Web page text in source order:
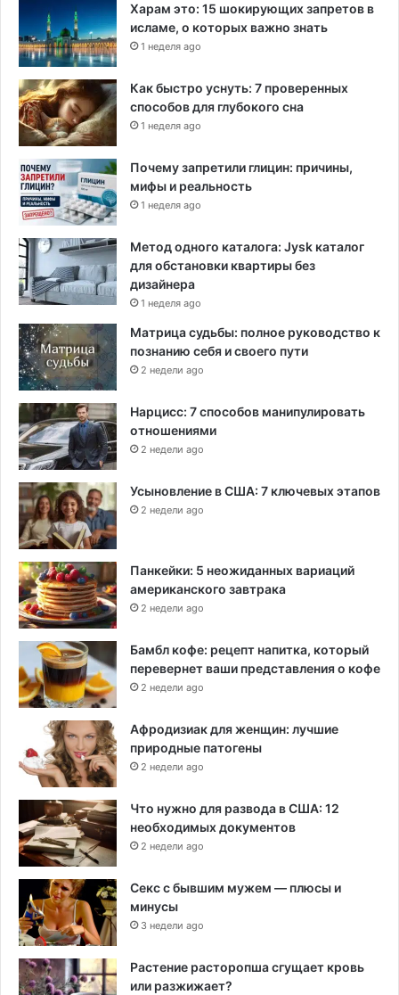
н
а
г
р
а
н
и
ц
е
Харам это: 15 шокирующих запретов в
исламе, о которых важно знать
1 неделя ago
Как быстро уснуть: 7 проверенных
способов для глубокого сна
1 неделя ago
Почему запретили глицин: причины,
мифы и реальность
1 неделя ago
Метод одного каталога: Jysk каталог
для обстановки квартиры без
дизайнера
1 неделя ago
Матрица судьбы: полное руководство к
познанию себя и своего пути
2 недели ago
Нарцисс: 7 способов манипулировать
отношениями
2 недели ago
Усыновление в США: 7 ключевых этапов
2 недели ago
Панкейки: 5 неожиданных вариаций
американского завтрака
2 недели ago
Бамбл кофе: рецепт напитка, который
перевернет ваши представления о кофе
2 недели ago
Афродизиак для женщин: лучшие
природные патогены
2 недели ago
Что нужно для развода в США: 12
необходимых документов
2 недели ago
Секс с бывшим мужем — плюсы и
минусы
3 недели ago
Растение расторопша сгущает кровь
или разжижает?